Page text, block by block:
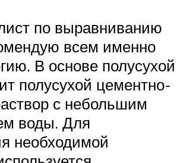
по выравниванию
всем именно
В основе полусухой
полусухой цементно-
с небольшим
воды. Для
необходимой